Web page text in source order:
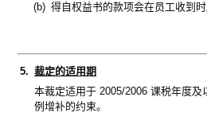
(b) 得自权益书的款项会在员工收到
5. 裁定的适用期
本裁定适用于 2005/2006 课税年度
例增补的约束。